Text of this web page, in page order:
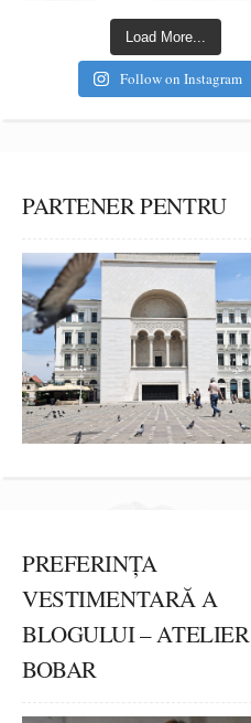
Load More...
Follow on Instagram
PARTENER PENTRU
PREFERINȚA
VESTIMENTARĂ A
BLOGULUI – ATELIER
BOBAR